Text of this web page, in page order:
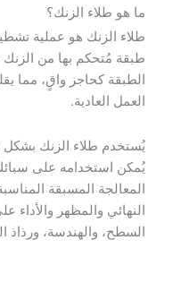
ما هو طلاء الزنك؟
طلاء الزنك هو عملية
طبقة مُتحكم بها من
الطبقة كحاجز واقٍ، مما
العمل العادية.
يُستخدم طلاء الزنك بشكل
يُمكن استخدامه على سبائك
المعالجة المسبقة
النهائي والمظهر والأداء
السطح، والهندسة، ورذاذ